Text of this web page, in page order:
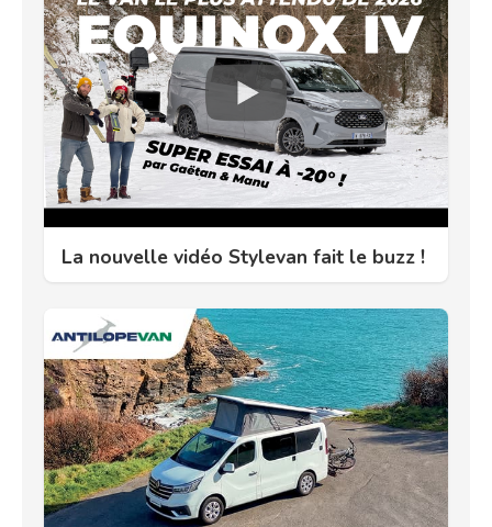
La nouvelle vidéo Stylevan fait le buzz !